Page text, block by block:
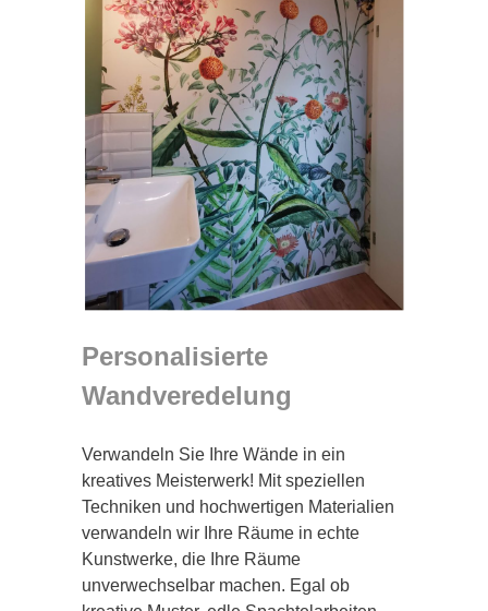
Personalisierte
Wandveredelung
Verwandeln Sie Ihre Wände in ein
kreatives Meisterwerk! Mit speziellen
Techniken und hochwertigen Materialien
verwandeln wir Ihre Räume in echte
Kunstwerke, die Ihre Räume
unverwechselbar machen. Egal ob